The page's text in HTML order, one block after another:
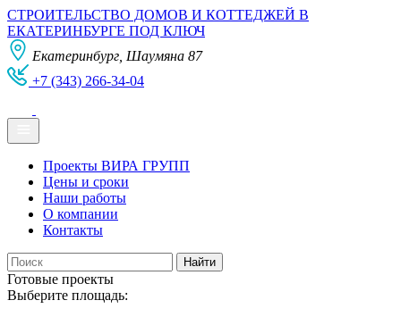
СТРОИТЕЛЬСТВО ДОМОВ И КОТТЕДЖЕЙ В
ЕКАТЕРИНБУРГЕ ПОД КЛЮЧ
Екатеринбург, Шаумяна 87
+7 (343) 266-34-04
Проекты ВИРА ГРУПП
Цены и сроки
Наши работы
О компании
Контакты
Готовые проекты
Выберите площадь: